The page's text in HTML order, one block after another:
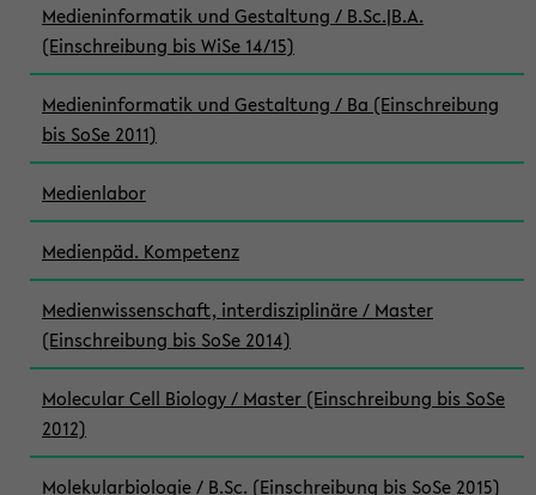
Medieninformatik und Gestaltung / B.Sc.|B.A.
(Einschreibung bis WiSe 14/15)
Medieninformatik und Gestaltung / Ba (Einschreibung
bis SoSe 2011)
Medienlabor
Medienpäd. Kompetenz
Medienwissenschaft, interdisziplinäre / Master
(Einschreibung bis SoSe 2014)
Molecular Cell Biology / Master (Einschreibung bis SoSe
2012)
Molekularbiologie / B.Sc. (Einschreibung bis SoSe 2015)